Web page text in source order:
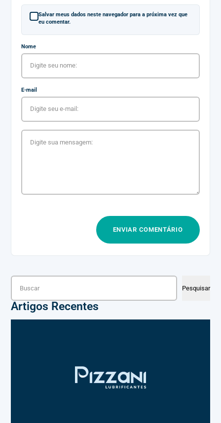
Salvar meus dados neste navegador para a próxima vez que
eu comentar.
Nome
E-mail
Pesquisar
Artigos Recentes